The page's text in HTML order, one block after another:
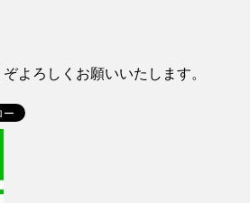
ぞよろしくお願いいたします。